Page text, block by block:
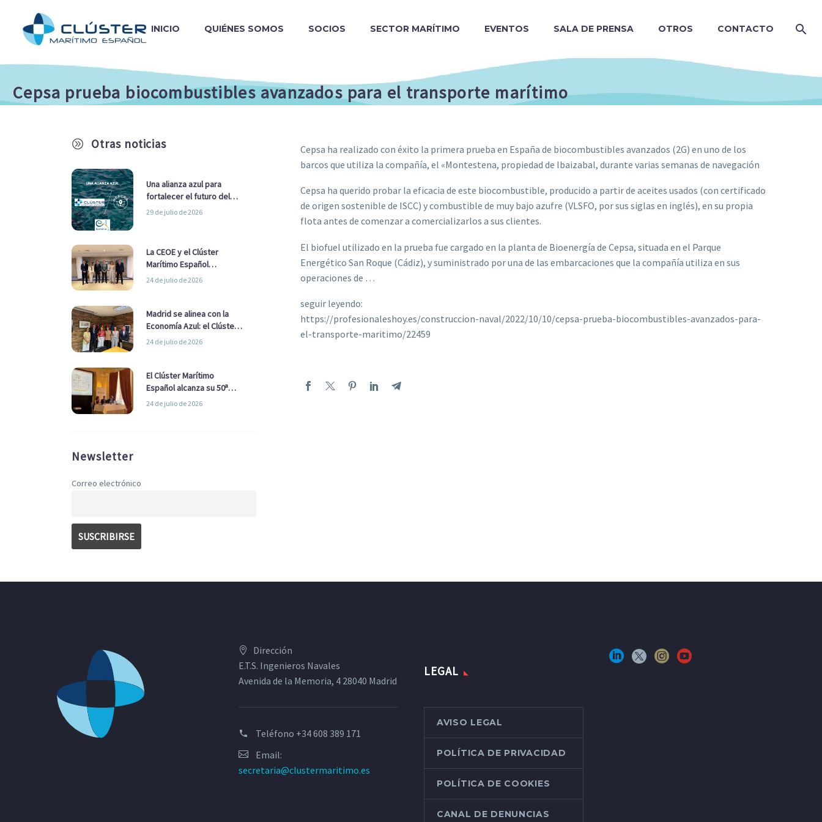
INICIO QUIÉNES SOMOS SOCIOS SECTOR MARÍTIMO EVENTOS SALA DE PRENSA OTROS CONTACTO
Cepsa prueba biocombustibles avanzados para el transporte marítimo
A Otras noticias
Una alianza azul para
fortalecer el futuro del
sector marítimo
29 de julio de 2026
La CEOE y el Clúster
Marítimo Español
refuerzan su alianza para
24 de julio de 2026
Madrid se alinea con la
Economía Azul: el Clúster
Marítimo Español y la Real
Ayuntamiento
24 de julio de 2026
El Clúster Marítimo
Español alcanza su 50ª
Asamblea reafirmando su
24 de julio de 2026
Newsletter
Correo electrónico
Cepsa ha realizado con éxito la primera prueba en España de biocombustibles avanzados (2G) en uno de los
barcos que utiliza la compañía, el «Montestena, propiedad de Ibaizabal, durante varias semanas de navegación
Cepsa ha querido probar la eficacia de este biocombustible, producido a partir de aceites usados (con certificado
de origen sostenible de ISCC) y combustible de muy bajo azufre (VLSFO, por sus siglas en inglés), en su propia
flota antes de comenzar a comercializarlos a sus clientes.
El biofuel utilizado en la prueba fue cargado en la planta de Bioenergía de Cepsa, situada en el Parque
Energético San Roque (Cádiz), y suministrado por una de las embarcaciones que la compañía utiliza en sus
operaciones de …
seguir leyendo:
https://profesionaleshoy.es/construccion-naval/2022/10/10/cepsa-prueba-biocombustibles-avanzados-para-
el-transporte-maritimo/22459
Dirección
E.T.S. Ingenieros Navales
Avenida de la Memoria, 4 28040 Madrid
Teléfono +34 608 389 171
Email:
secretaria@clustermaritimo.es
LEGAL
AVISO LEGAL
POLÍTICA DE PRIVACIDAD
POLÍTICA DE COOKIES
CANAL DE DENUNCIAS